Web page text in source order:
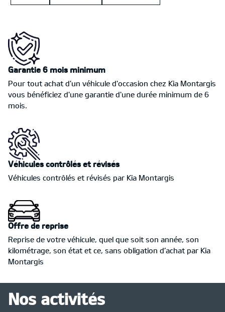
Garantie 6 mois minimum
Pour tout achat d'un véhicule d'occasion chez Kia Montargis
vous bénéficiez d'une garantie d'une durée minimum de 6
mois.
Véhicules contrôlés et révisés
Véhicules contrôlés et révisés par Kia Montargis
Offre de reprise
Reprise de votre véhicule, quel que soit son année, son
kilométrage, son état et ce, sans obligation d’achat par Kia
Montargis
Nos activités